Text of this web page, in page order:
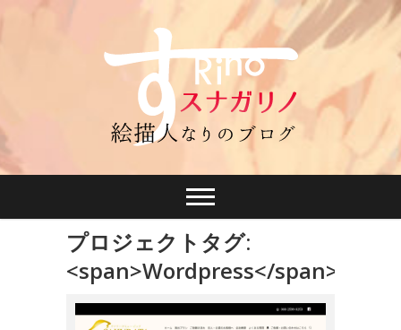
プロジェクトタグ:
<span>Wordpress</span>